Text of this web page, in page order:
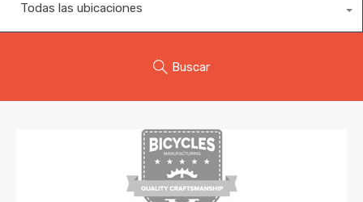
Todas las ubicaciones
Buscar